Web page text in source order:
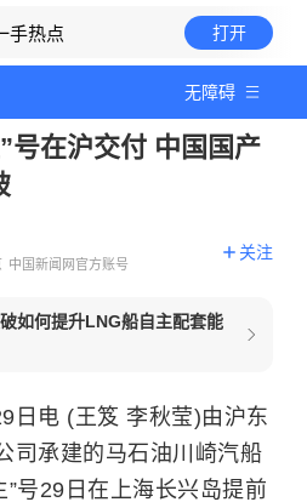
手热点 打开
无障碍
号在沪交付 中国国产
中国新闻网官方账号
关注
如何提升LNG船自主配套能
电 (王笈 李秋莹)由沪东
司承建的马石油川崎汽船
”号29日在上海长兴岛提前